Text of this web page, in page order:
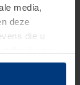
media,
deze
die u
uw